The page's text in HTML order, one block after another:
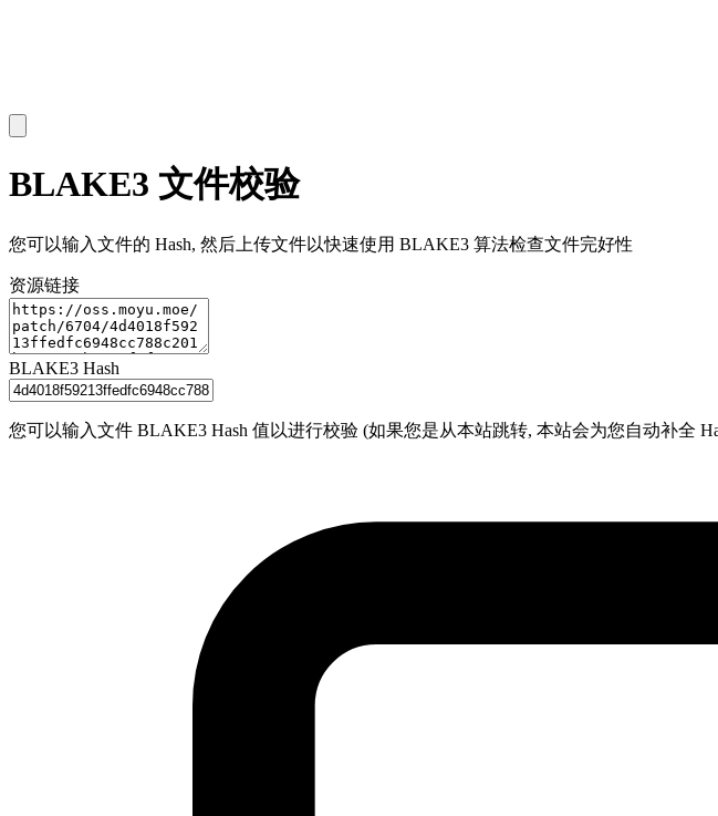
BLAKE3 文件校验
您可以输入文件的 Hash, 然后上传文件以快速使用 BLAKE3 算法检查文件完好性
资源链接
BLAKE3 Hash
您可以输入文件 BLAKE3 Hash 值以进行校验 (如果您是从本站跳转, 本站会为您自动补全